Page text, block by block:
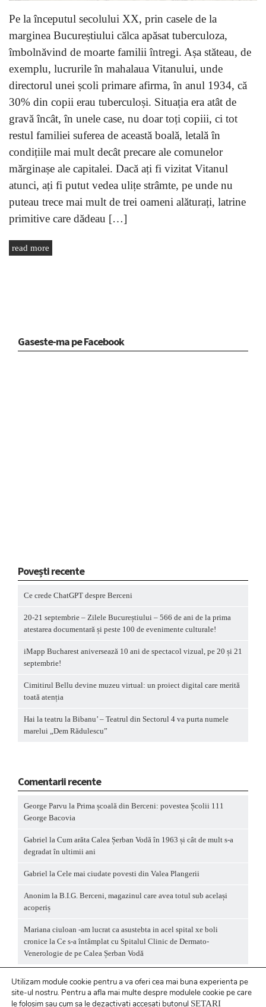
Pe la începutul secolului XX, prin casele de la
marginea Bucureștiului călca apăsat tuberculoza,
îmbolnăvind de moarte familii întregi. Așa stăteau, de
exemplu, lucrurile în mahalaua Vitanului, unde
directorul unei școli primare afirma, în anul 1934, că
30% din copii erau tuberculoși. Situația era atât de
gravă încât, în unele case, nu doar toți copiii, ci tot
restul familiei suferea de această boală, letală în
condițiile mai mult decât precare ale comunelor
mărginașe ale capitalei. Dacă ați fi vizitat Vitanul
atunci, ați fi putut vedea ulițe strâmte, pe unde nu
puteau trece mai mult de trei oameni alăturați, latrine
primitive care dădeau […]
read more
Gaseste-ma pe Facebook
Povești recente
Ce crede ChatGPT despre Berceni
20-21 septembrie – Zilele Bucureștiului – 566 de ani de la prima
atestarea documentară și peste 100 de evenimente culturale!
iMapp Bucharest aniversează 10 ani de spectacol vizual, pe 20 și 21
septembrie!
Cimitirul Bellu devine muzeu virtual: un proiect digital care merită
toată atenția
Hai la teatru la Bibanu’ – Teatrul din Sectorul 4 va purta numele
marelui „Dem Rădulescu”
Comentarii recente
George Parvu la Prima școală din Berceni: povestea Școlii 111
George Bacovia
Gabriel la Cum arăta Calea Șerban Vodă în 1963 și cât de mult s-a
degradat în ultimii ani
Gabriel la Cele mai ciudate povesti din Valea Plangerii
Anonim la B.I.G. Berceni, magazinul care avea totul sub același
acoperiș
Mariana ciuloan -am lucrat ca asustebta in acel spital xe boli
cronice la Ce s-a întâmplat cu Spitalul Clinic de Dermato-
Venerologie de pe Calea Șerban Vodă
Utilizam module cookie pentru a va oferi cea mai buna experienta pe
site-ul nostru. Pentru a afla mai multe despre modulele cookie pe care
le folosim sau cum sa le dezactivati accesati butonul SETARI